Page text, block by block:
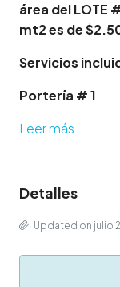
área del LOTE
mt2 es de
Servicios
Portería # 1
Leer más
Detalles
Updated on julio